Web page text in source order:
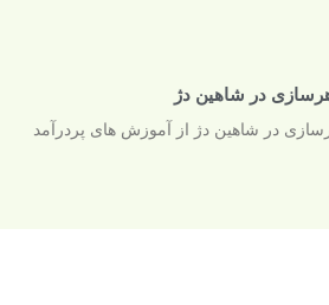
در شاهین دژ
در شاهین دژ از آموزش های پردرآمد